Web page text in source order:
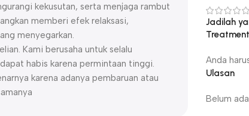
kekusutan, serta menjaga rambut
memberi efek relaksasi,
menyegarkan.
Kami berusaha untuk selalu
habis karena permintaan tinggi.
karena adanya pembaruan atau
Ulasan
Belum ada
Jadilah
Anda